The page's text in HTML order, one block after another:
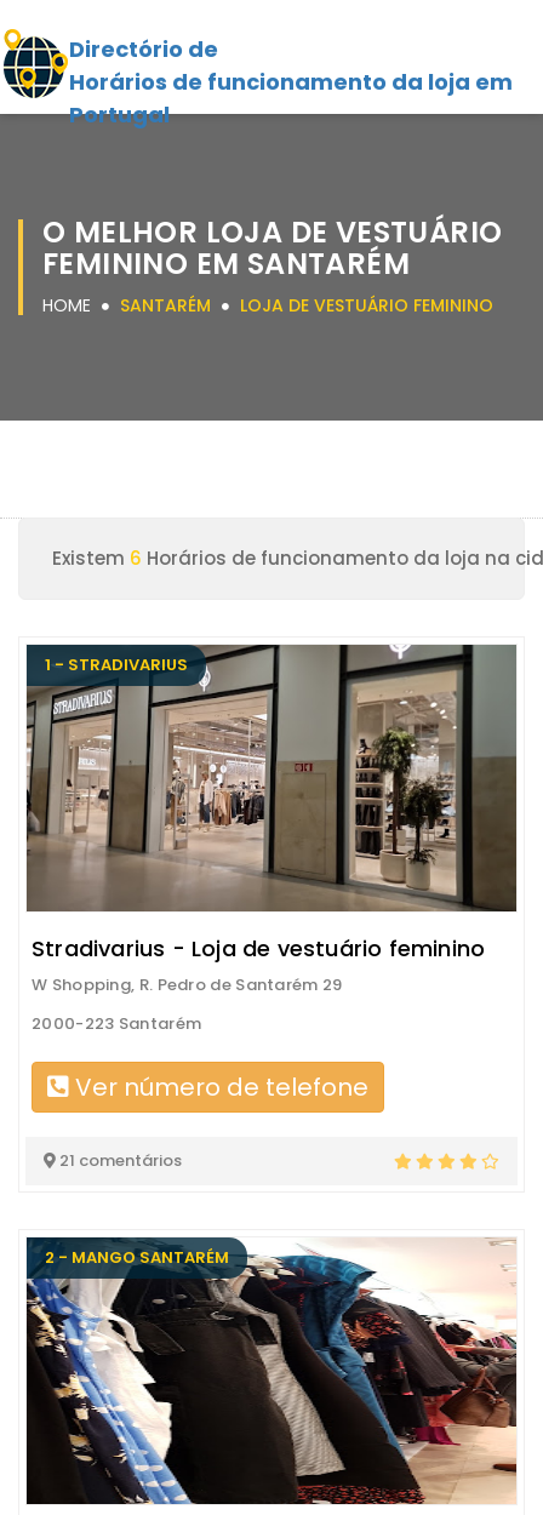
Directório de
Horários de funcionamento da loja em
Portugal
O MELHOR LOJA DE VESTUÁRIO
FEMININO EM SANTARÉM
HOME SANTARÉM LOJA DE VESTUÁRIO FEMININO
Existem 6 Horários de funcionamento da loja na
1 - STRADIVARIUS
Stradivarius - Loja de vestuário feminino
W Shopping, R. Pedro de Santarém 29
2000-223 Santarém
Ver número de telefone
21 comentários
2 - MANGO SANTARÉM